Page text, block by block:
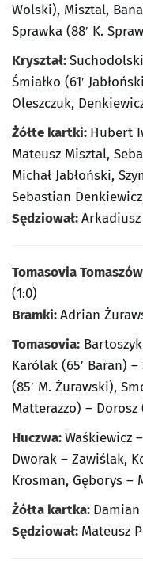
Wolski), Misztal,
Sprawka (88′ K.
Kryształ:
Śmiałko (61′
Oleszczuk,
Żółte kartki: Hubert
Mateusz Misztal,
Michał Jabłoński,
Sebastian
Sędziował:Arkadiusz
Tomasovia
(1:0)
Bramki:Adrian
Tomasovia:
Karólak (65′ Baran)
(85′ M. Żurawski),
Matterazzo) – Dorosz
Huczwa:Waśkiewicz
Dworak – Zawiślak,
Krosman, Gęborys –
Żółta kartka:
Sędziował: Mateusz